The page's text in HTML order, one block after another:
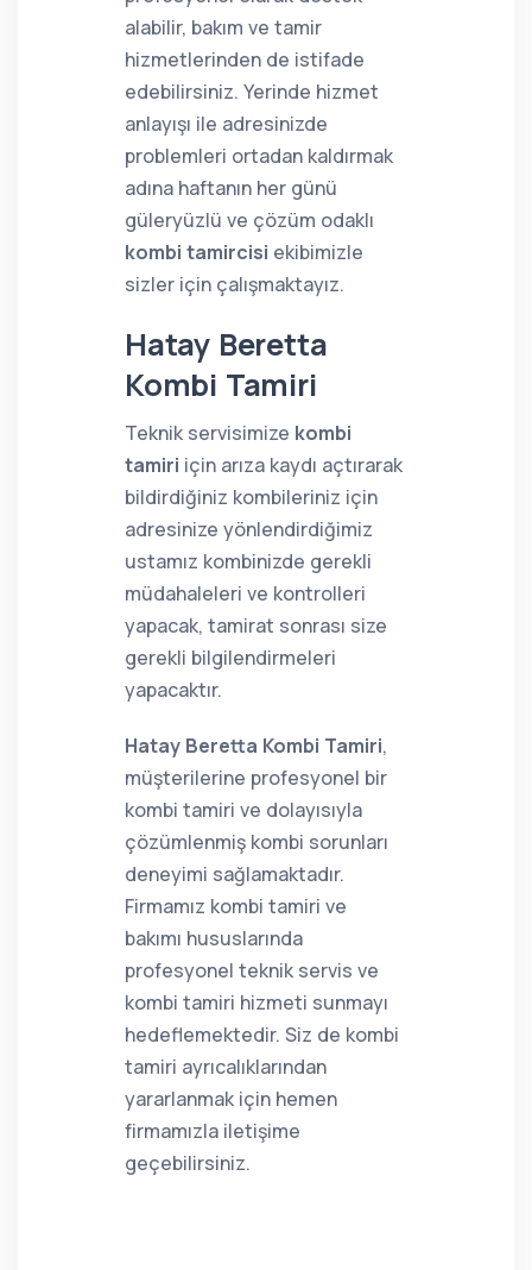
alabilir, bakım ve tamir
hizmetlerinden de istifade
edebilirsiniz. Yerinde hizmet
anlayışı ile adresinizde
problemleri ortadan kaldırmak
adına haftanın her günü
güleryüzlü ve çözüm odaklı
kombi tamircisi ekibimizle
sizler için çalışmaktayız.
Hatay Beretta
Kombi Tamiri
Teknik servisimize kombi
tamiri için arıza kaydı açtırarak
bildirdiğiniz kombileriniz için
adresinize yönlendirdiğimiz
ustamız kombinizde gerekli
müdahaleleri ve kontrolleri
yapacak, tamirat sonrası size
gerekli bilgilendirmeleri
yapacaktır.
Hatay Beretta Kombi Tamiri,
müşterilerine profesyonel bir
kombi tamiri ve dolayısıyla
çözümlenmiş kombi sorunları
deneyimi sağlamaktadır.
Firmamız kombi tamiri ve
bakımı hususlarında
profesyonel teknik servis ve
kombi tamiri hizmeti sunmayı
hedeflemektedir. Siz de kombi
tamiri ayrıcalıklarından
yararlanmak için hemen
firmamızla iletişime
geçebilirsiniz.